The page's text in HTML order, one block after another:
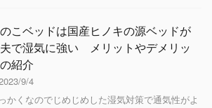
こベッドは国産ヒノキの源ベッドが
で湿気に強い メリットやデメリッ
の紹介
9/4
かくなのでじめじめした湿気対策で通気性がよ